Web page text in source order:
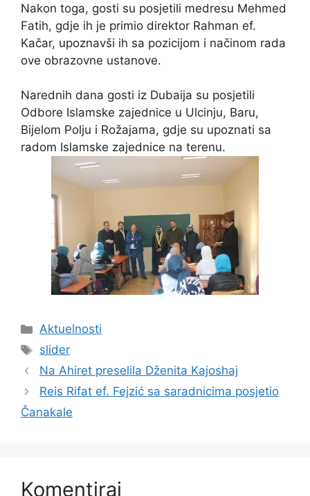
Nakon toga, gosti su posjetili medresu Mehmed
Fatih, gdje ih je primio direktor Rahman ef.
Kačar, upoznavši ih sa pozicijom i načinom rada
ove obrazovne ustanove.
Narednih dana gosti iz Dubaija su posjetili
Odbore Islamske zajednice u Ulcinju, Baru,
Bijelom Polju i Rožajama, gdje su upoznati sa
radom Islamske zajednice na terenu.
Kategorije
Aktuelnosti
Oznake
slider
Na Ahiret preselila Dženita Kajoshaj
Reis Rifat ef. Fejzić sa saradnicima posjetio
Čanakale
Komentiraj